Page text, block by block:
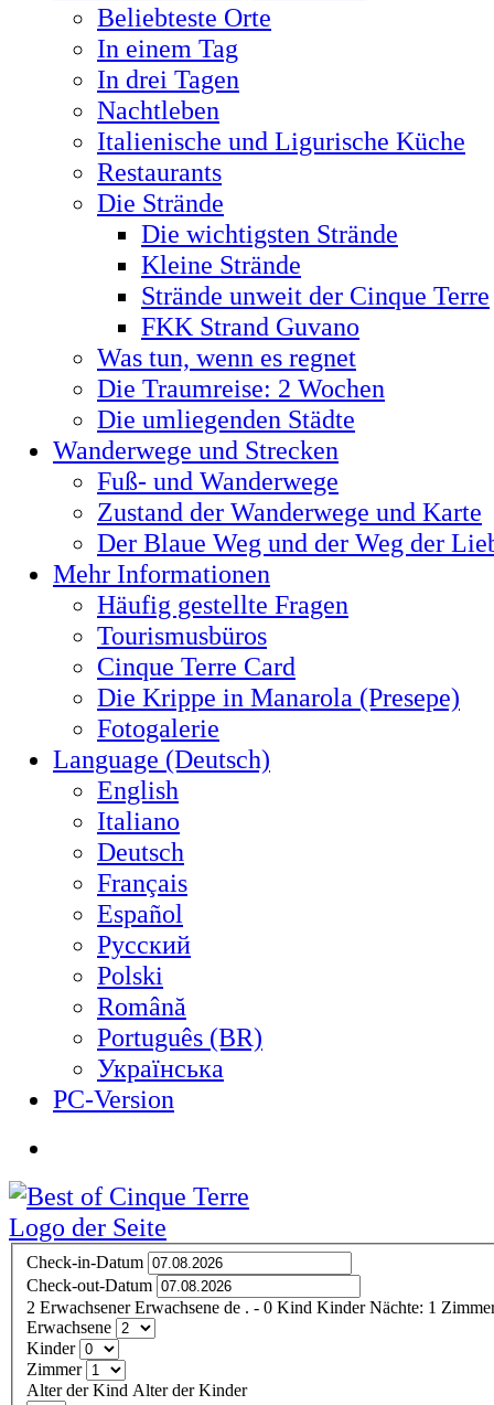
Beliebteste Orte
In einem Tag
In drei Tagen
Nachtleben
Italienische und Ligurische Küche
Restaurants
Die Strände
Die wichtigsten Strände
Kleine Strände
Strände unweit der Cinque Terre
FKK Strand Guvano
Was tun, wenn es regnet
Die Traumreise: 2 Wochen
Die umliegenden Städte
Wanderwege und Strecken
Fuß- und Wanderwege
Zustand der Wanderwege und Karte
Der Blaue Weg und der Weg der
Mehr Informationen
Häufig gestellte Fragen
Tourismusbüros
Cinque Terre Card
Die Krippe in Manarola (Presepe)
Fotogalerie
Language (Deutsch)
English
Italiano
Deutsch
Français
Español
Русский
Polski
Română
Português (BR)
Українська
PC-Version
Check-in-Datum
Check-out-Datum
2 Erwachsener Erwachsene de . - 0 Kind Kinder Nächte: 1
Erwachsene
Kinder
Zimmer
Alter der Kind Alter der Kinder